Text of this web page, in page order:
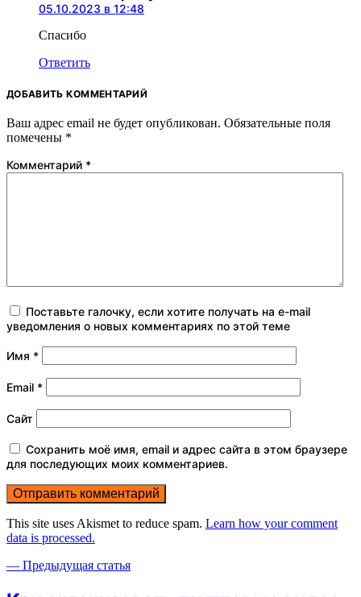
05.10.2023 в 12:48
Спасибо
Ответить
ДОБАВИТЬ КОММЕНТАРИЙ
Ваш адрес email не будет опубликован. Обязательные поля
помечены *
Комментарий *
Поставьте галочку, если хотите получать на e-mail
уведомления о новых комментариях по этой теме
Имя *
Email *
Сайт
Сохранить моё имя, email и адрес сайта в этом браузере
для последующих моих комментариев.
This site uses Akismet to reduce spam. Learn how your comment
data is processed.
— Предыдущая статья